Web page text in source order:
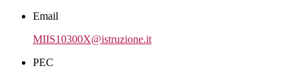
Email
MIIS10300X@istruzione.it
PEC